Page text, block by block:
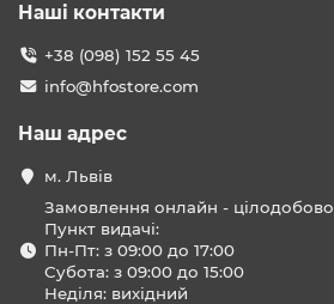
Наші контакти
+38 (098) 152 55 45
info@hfostore.com
Наш адрес
м. Львів
Замовлення онлайн - цілодобово
Пункт видачі:
Пн-Пт: з 09:00 до 17:00
Субота: з 09:00 до 15:00
Неділя: вихідний